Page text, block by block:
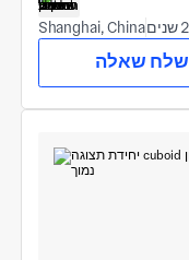
Shanghai, China
שלח שאלה